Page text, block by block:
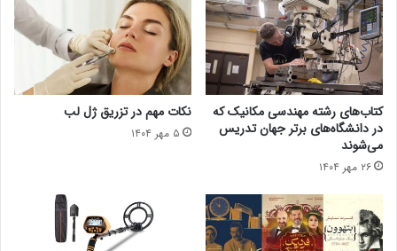
کتاب‌های رشته مهندسی مکانیک که
در دانشگاه‌های برتر جهان تدریس
می‌شوند
۲۶ مهر ۱۴۰۴
نکات مهم در تزریق ژل لب
۵ مهر ۱۴۰۴